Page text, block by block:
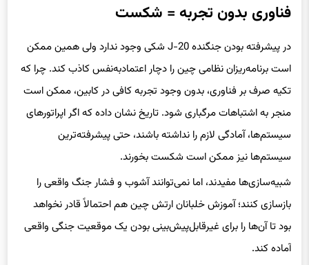
فناوری بدون تجربه = شکست
در پیشرفته بودن جنگنده J-20 شکی وجود ندارد ولی همین ممکن
است برنامه‌ریزان نظامی چین را دچار اعتمادبه‌نفس کاذب کند. چرا که
تکیه صرف بر فناوری، بدون وجود تجربه کافی در کابین، ممکن است
منجر به اشتباهات مرگباری شود. تاریخ نشان داده که اگر اپراتورهای
سیستم‌ها، آمادگی لازم را نداشته باشند، حتی پیشرفته‌ترین
سیستم‌ها نیز ممکن است شکست بخورند.
شبیه‌سازی‌ها مفیدند، اما نمی‌توانند آشوب و فشار جنگ واقعی را
بازسازی کنند؛ آموزش خلبانان ارتش چین هم احتمالاً قادر نخواهد
بود تا آن‌ها را برای غیرقابل‌پیش‌بینی بودن یک موقعیت جنگی واقعی
آماده کند.